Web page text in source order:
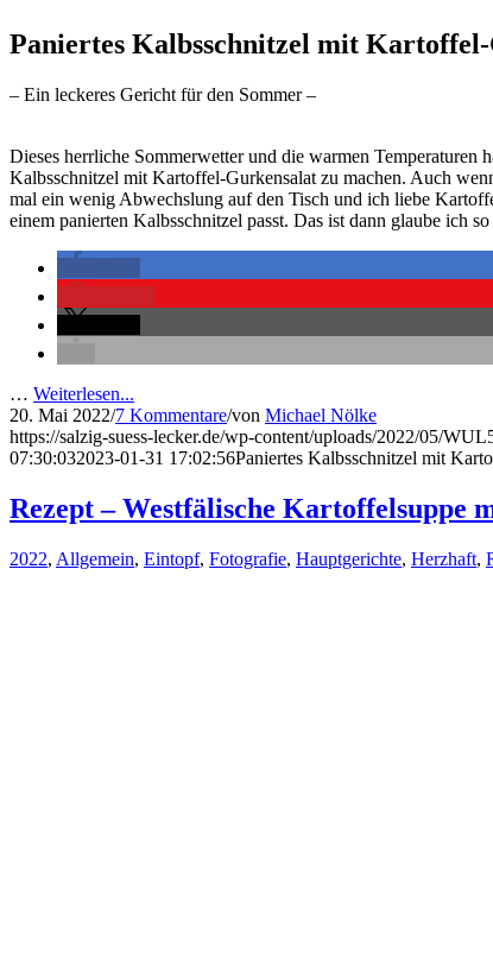
Paniertes Kalbsschnitzel mit
– Ein leckeres Gericht für den Sommer –
Dieses herrliche Sommerwetter und die warmen Temperaturen
Kalbsschnitzel mit Kartoffel-Gurkensalat zu machen. Auch
mal ein wenig Abwechslung auf den Tisch und ich liebe
einem panierten Kalbsschnitzel passt. Das ist dann glaube ich
… Weiterlesen...
20. Mai 2022/7 Kommentare/von Michael Nölke
https://salzig-suess-lecker.de/wp-content/uploads/2022/05/
07:30:032023-01-31 17:02:56Paniertes Kalbsschnitzel mit
Rezept – Westfälische Kartoffelsuppe
2022, Allgemein, Eintopf, Fotografie, Hauptgerichte, Herzhaft,